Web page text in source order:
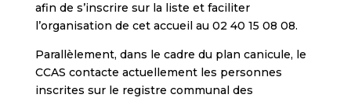
afin de s’inscrire sur la liste et faciliter
l’organisation de cet accueil au 02 40 15 08 08.
Parallèlement, dans le cadre du plan canicule, le
CCAS contacte actuellement les personnes
inscrites sur le registre communal des